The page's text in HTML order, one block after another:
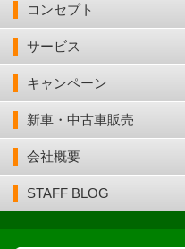
コンセプト
サービス
キャンペーン
新車・中古車販売
会社概要
STAFF BLOG